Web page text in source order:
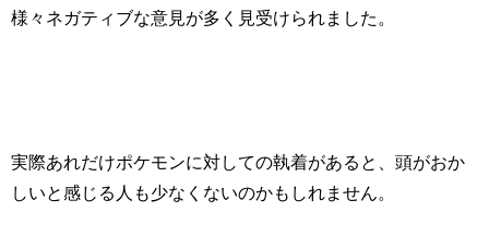
様々ネガティブな意見が多く見受けられました。
実際あれだけポケモンに対しての執着があると、頭がおか
しいと感じる人も少なくないのかもしれません。